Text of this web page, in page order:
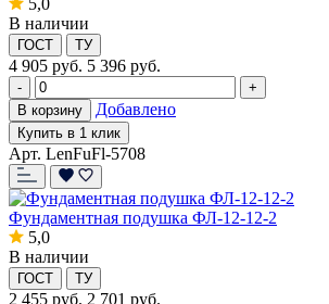
В наличии
ГОСТ ТУ
4 905 руб. 5 396 руб.
-
+
В корзину
Добавлено
Купить в 1 клик
Арт. LenFuFl-5708
Фундаментная подушка ФЛ-12-12-2
5,0
В наличии
ГОСТ ТУ
2 455 руб. 2 701 руб.